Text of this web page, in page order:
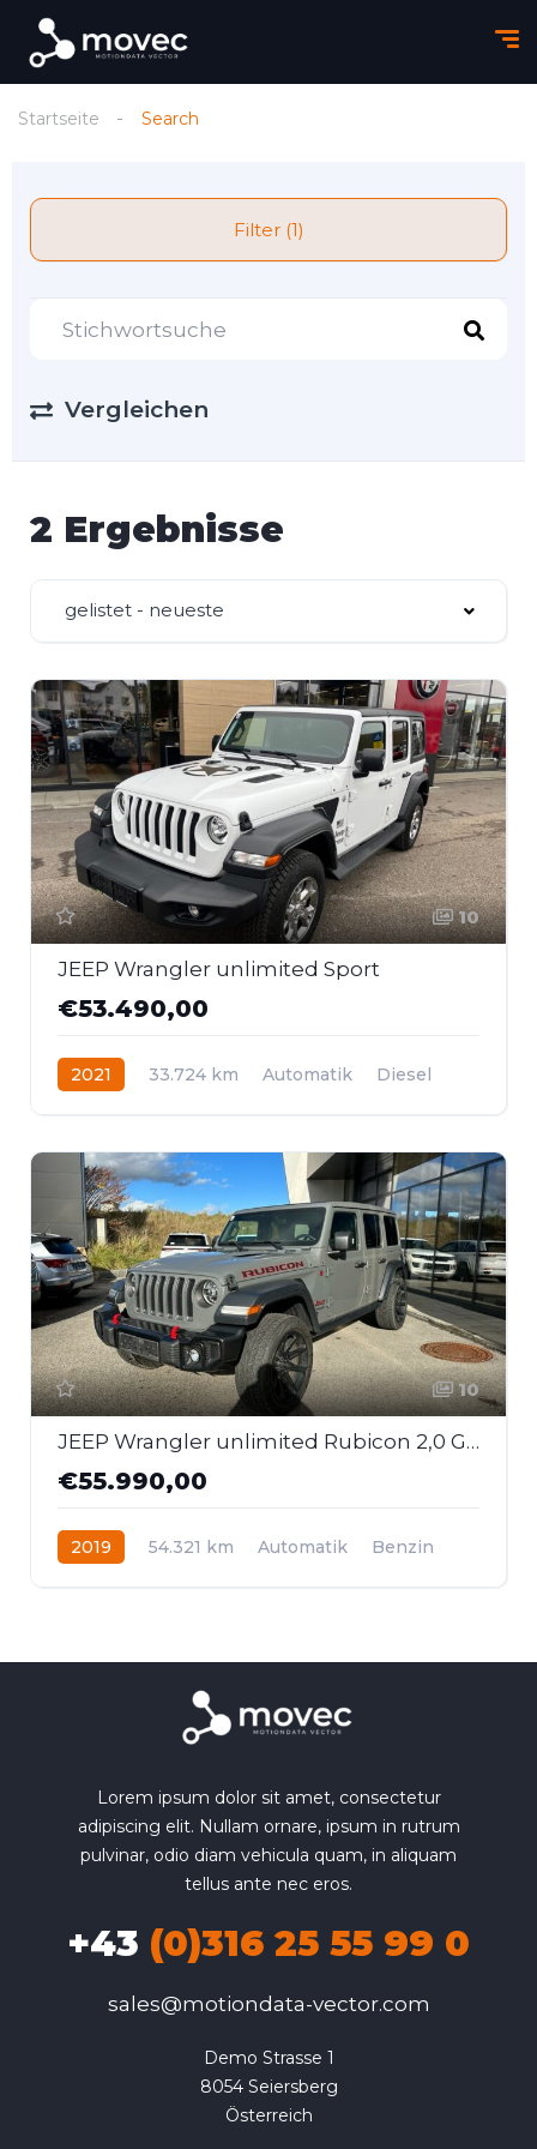
Startseite Search
Filter (1)
Vergleichen
2 Ergebnisse
gelistet - neueste
10
JEEP Wrangler unlimited Sport
€53.490,00
2021 33.724 km Automatik
Diesel
10
JEEP Wrangler unlimited Rubicon 2,0 GME Aut. *8-Fach*
€55.990,00
2019 54.321 km Automatik
Benzin
Lorem ipsum dolor sit amet, consectetur
adipiscing elit. Nullam ornare, ipsum in rutrum
pulvinar, odio diam vehicula quam, in aliquam
tellus ante nec eros.
+43 (0)316 25 55 99 0
sales@motiondata-vector.com
Demo Strasse 1
8054 Seiersberg
Österreich